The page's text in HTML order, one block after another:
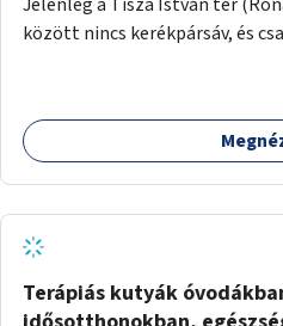
között nincs kerékpársáv, és
Terápiás kutyák